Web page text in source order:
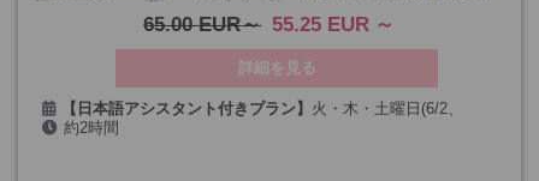
65.00 EUR 55.25 EUR
詳細を見る
【日本語アシスタント付きプラン】 火・木・土曜日(6/2、
8/15、12/24・26・31を除く)
約2時間